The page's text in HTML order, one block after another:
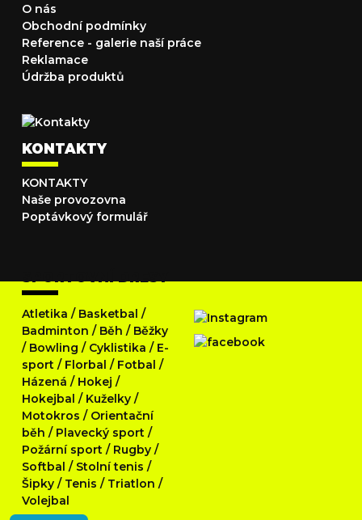
O nás
Obchodní podmínky
Reference - galerie naší práce
Reklamace
Údržba produktů
KONTAKTY
KONTAKTY
Naše provozovna
Poptávkový formulář
SPORTOVNÍ DRESY
Atletika / Basketbal /
Badminton / Běh / Běžky
/ Bowling / Cyklistika / E-
sport / Florbal / Fotbal /
Házená / Hokej /
Hokejbal / Kuželky /
Motokros / Orientační
běh / Plavecký sport /
Požární sport / Rugby /
Softbal / Stolní tenis /
Šipky / Tenis / Triatlon /
Volejbal